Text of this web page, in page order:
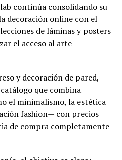
continúa consolidando su
decoración online con el
de láminas y posters
el acceso al arte
y decoración de pared,
que combina
el minimalismo, la estética
fashion— con precios
de compra completamente